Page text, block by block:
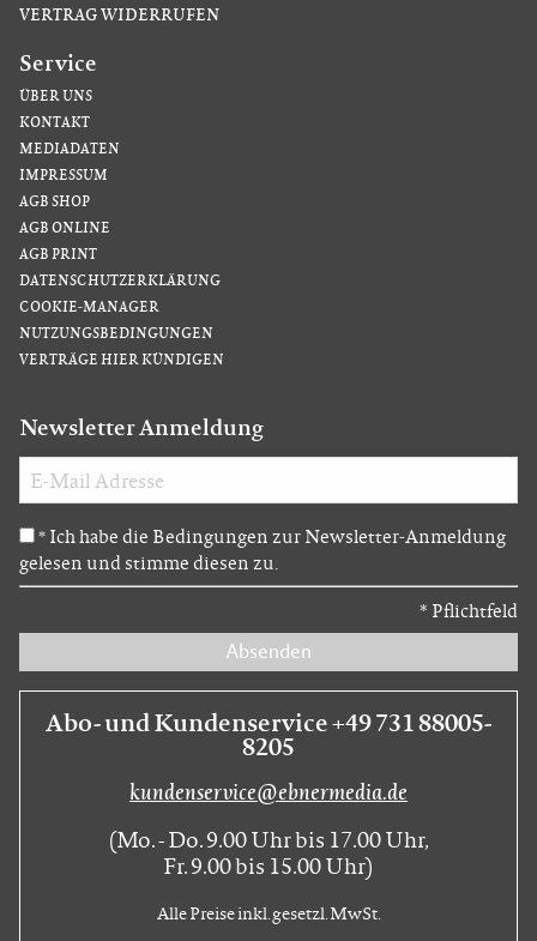
VERTRAG WIDERRUFEN
Service
ÜBER UNS
KONTAKT
MEDIADATEN
IMPRESSUM
AGB SHOP
AGB ONLINE
AGB PRINT
DATENSCHUTZERKLÄRUNG
COOKIE-MANAGER
NUTZUNGSBEDINGUNGEN
VERTRÄGE HIER KÜNDIGEN
Newsletter Anmeldung
* Ich habe die Bedingungen zur Newsletter-Anmeldung
gelesen und stimme diesen zu.
* Pflichtfeld
Absenden
Abo- und Kundenservice +49 731 88005-
8205
kundenservice@ebnermedia.de
(Mo. - Do. 9.00 Uhr bis 17.00 Uhr,
Fr. 9.00 bis 15.00 Uhr)
Alle Preise inkl. gesetzl. MwSt.